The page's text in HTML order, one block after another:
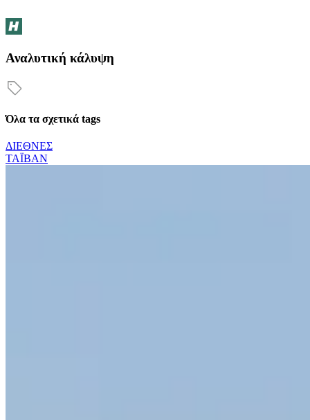
Αναλυτική κάλυψη
Όλα τα σχετικά tags
ΔΙΕΘΝΕΣ
ΤΑΪΒΑΝ